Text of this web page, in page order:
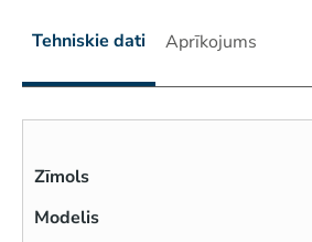
Tehniskie dati Aprīkojums
Zīmols
Modelis